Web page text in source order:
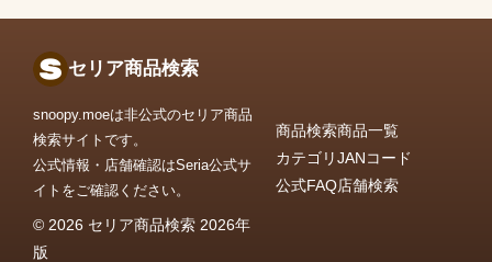
セリア商品検索
snoopy.moeは非公式のセリア商品
検索サイトです。
公式情報・店舗確認はSeria公式サ
イトをご確認ください。
© 2026 セリア商品検索 2026年
版
商品検索商品一覧
カテゴリJANコード
公式FAQ店舗検索